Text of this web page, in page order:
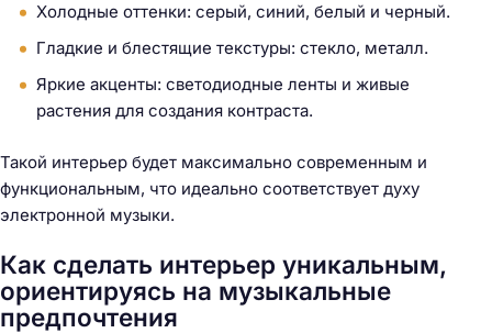
Холодные оттенки: серый, синий, белый и черный.
Гладкие и блестящие текстуры: стекло, металл.
Яркие акценты: светодиодные ленты и живые
растения для создания контраста.
Такой интерьер будет максимально современным и
функциональным, что идеально соответствует духу
электронной музыки.
Как сделать интерьер уникальным,
ориентируясь на музыкальные
предпочтения